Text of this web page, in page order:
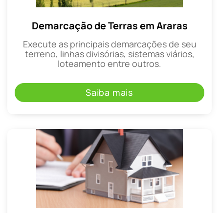
Demarcação de Terras em Araras
Execute as principais demarcações de seu
terreno, linhas divisórias, sistemas viários,
loteamento entre outros.
Saiba mais